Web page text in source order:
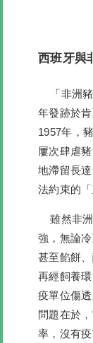
西班牙與
「非洲豬
年發跡於
1957年，
屢次肆虐
地滯留長
法約束的「
雖然非
強，無論
甚至餡餅
再經飼養
疫單位傷
問題在於
率，沒有